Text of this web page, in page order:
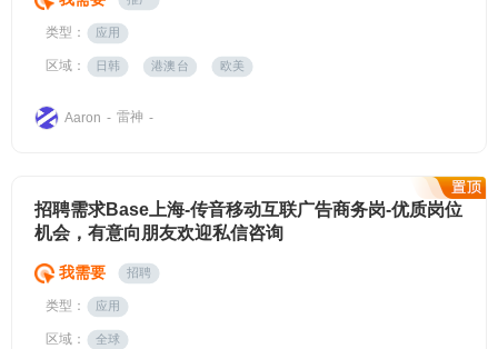
类型： 应用
区域： 日韩 港澳台 欧美
Aaron - 雷神 -
招聘需求Base上海-传音移动互联广告商务岗-优质岗位
机会，有意向朋友欢迎私信咨询
我需要 招聘
类型： 应用
区域： 全球